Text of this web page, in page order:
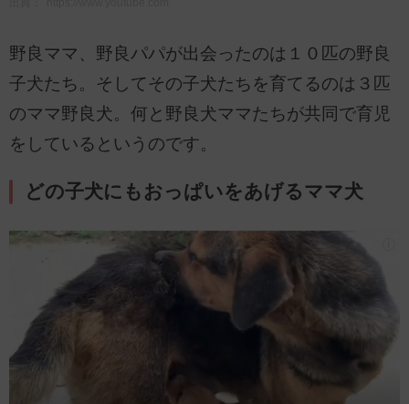
野良ママ、野良パパが出会ったのは１０匹の野良
子犬たち。そしてその子犬たちを育てるのは３匹
のママ野良犬。何と野良犬ママたちが共同で育児
をしているというのです。
どの子犬にもおっぱいをあげるママ犬